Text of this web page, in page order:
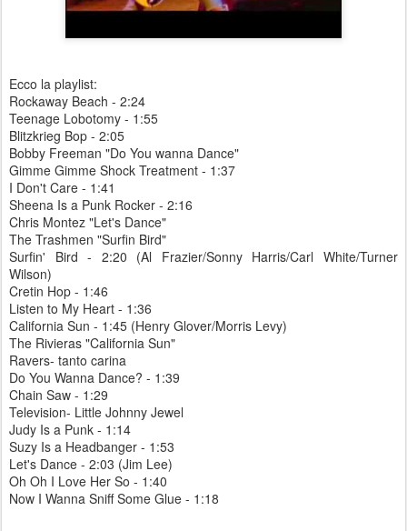
Ecco la playlist:
Rockaway Beach - 2:24
Teenage Lobotomy - 1:55
Blitzkrieg Bop - 2:05
Bobby Freeman "Do You wanna Dance"
Gimme Gimme Shock Treatment - 1:37
I Don't Care - 1:41
Sheena Is a Punk Rocker - 2:16
Chris Montez "Let's Dance"
The Trashmen "Surfin Bird"
Surfin' Bird - 2:20 (Al Frazier/Sonny Harris/Carl White/Turner
Wilson)
Cretin Hop - 1:46
Listen to My Heart - 1:36
California Sun - 1:45 (Henry Glover/Morris Levy)
The Rivieras "California Sun"
Ravers- tanto carina
Do You Wanna Dance? - 1:39
Chain Saw - 1:29
Television- Little Johnny Jewel
Judy Is a Punk - 1:14
Suzy Is a Headbanger - 1:53
Let's Dance - 2:03 (Jim Lee)
Oh Oh I Love Her So - 1:40
Now I Wanna Sniff Some Glue - 1:18